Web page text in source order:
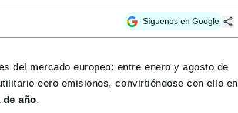
Síguenos en Google
del mercado europeo: entre enero y agosto de
cero emisiones, convirtiéndose con ello en
año.